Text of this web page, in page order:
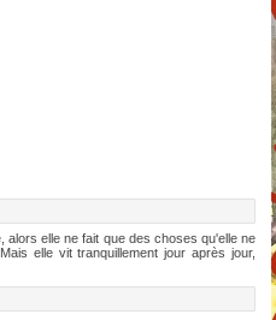
alors elle ne fait que des choses qu'elle ne
elle vit tranquillement jour après jour,